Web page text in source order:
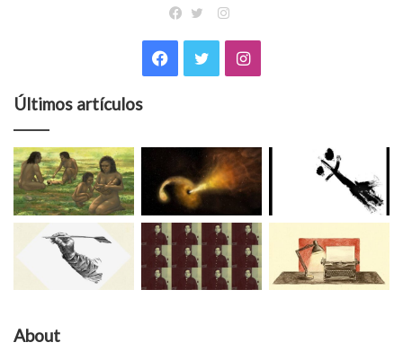
Instagram
Facebook
TwitterInstagram
Últimos artículos
About